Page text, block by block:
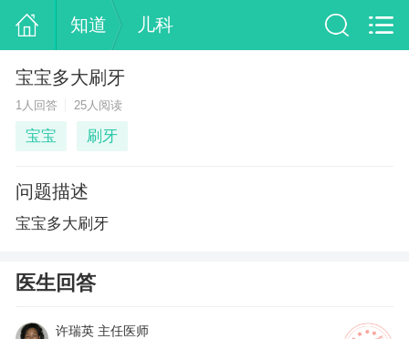
知道 儿科
宝宝多大刷牙
1人回答 25人阅读
宝宝 刷牙
问题描述
宝宝多大刷牙
医生回答
许瑞英 主任医师